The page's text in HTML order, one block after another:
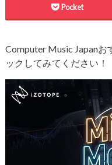
Pocket
Computer Music Japan
ックしてみてください！